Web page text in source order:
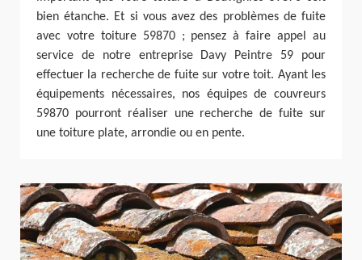
bien étanche. Et si vous avez des problèmes de fuite
avec votre toiture 59870 ; pensez à faire appel au
service de notre entreprise Davy Peintre 59 pour
effectuer la recherche de fuite sur votre toit. Ayant les
équipements nécessaires, nos équipes de couvreurs
59870 pourront réaliser une recherche de fuite sur
une toiture plate, arrondie ou en pente.